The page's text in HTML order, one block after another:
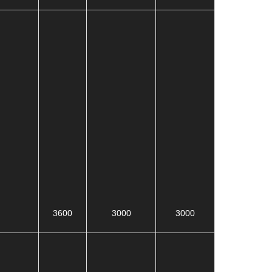
3600 3000 3000